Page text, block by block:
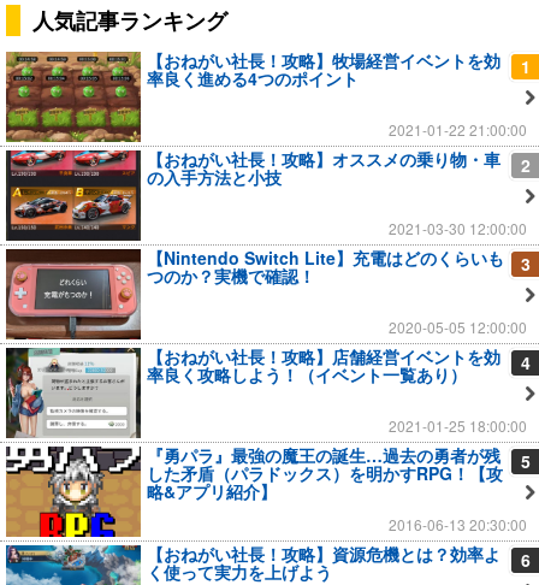
人気記事ランキング
1
【おねがい社長！攻略】牧場経営イベントを効
率良く進める4つのポイント
2021-01-22 21:00:00
2
【おねがい社長！攻略】オススメの乗り物・車
の入手方法と小技
2021-03-30 12:00:00
3
【Nintendo Switch Lite】充電はどのくらいも
つのか？実機で確認！
2020-05-05 12:00:00
4
【おねがい社長！攻略】店舗経営イベントを効
率良く攻略しよう！（イベント一覧あり）
2021-01-25 18:00:00
5
『勇パラ』最強の魔王の誕生…過去の勇者が残
した矛盾（パラドックス）を明かすRPG！【攻
略&アプリ紹介】
2016-06-13 20:30:00
6
【おねがい社長！攻略】資源危機とは？効率よ
く使って実力を上げよう